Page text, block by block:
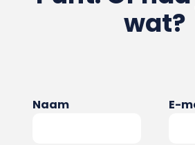
wat?
Naam E-